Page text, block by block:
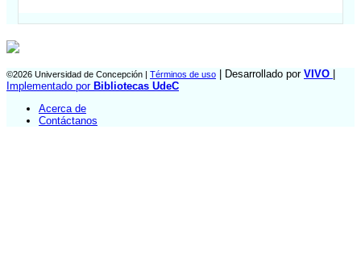
©2026 Universidad de Concepción | Términos de uso | Desarrollado por VIVO
Implementado por Bibliotecas UdeC
Acerca de
Contáctanos